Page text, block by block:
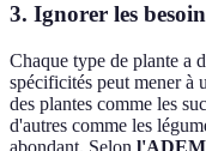
3. Ignorer les
Chaque type de plante a
spécificités peut mener à
des plantes comme les
d'autres comme les
abondant. Selon